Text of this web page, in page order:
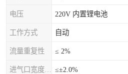
电压 220V 内置锂电池
工作方式 自动
流量重复性 ≤ 2%
≤±2.0%